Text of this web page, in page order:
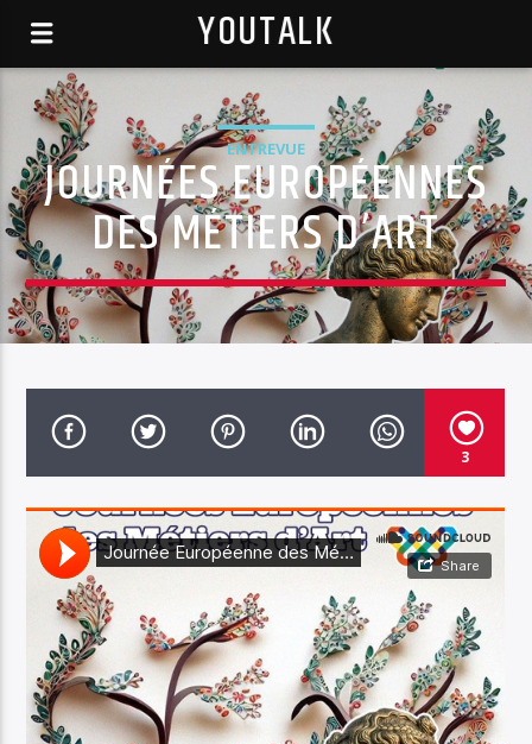
YOUTALK
ENTREVUE
JOURNÉES EUROPÉENNES
DES MÉTIERS D’ART
3